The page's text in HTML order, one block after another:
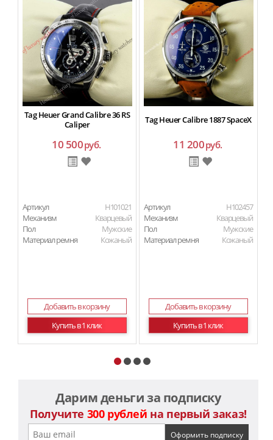
Tag Heuer Grand Calibre 36 RS
Caliper
10 500руб.
Артикул
H101021
Механизм
Кварцевый
Пол
Мужские
Материал ремня
Кожаный
Добавить в корзину
Купить в 1 клик
Tag Heuer Calibre 1887 SpaceX
11 200руб.
Артикул
H102457
Механизм
Кварцевый
Пол
Мужские
Материал ремня
Кожаный
Добавить в корзину
Купить в 1 клик
Дарим деньги за подписку
Получите 300 рублей на первый заказ!